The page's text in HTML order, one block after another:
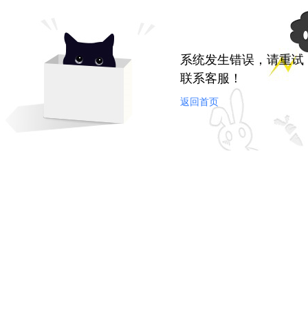
系统发生错误，请重
联系客服！
返回首页